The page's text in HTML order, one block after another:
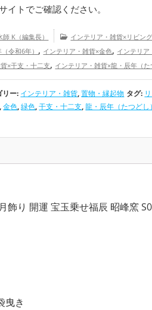
イトでご確認ください。
師 K（編集長） インテリア・雑貨×リビング
令和6年） , インテリア・雑貨×金色, インテリア
×干支・十二支, インテリア・雑貨×龍・辰年（た
,置物・縁起物×リビング,置物・縁起物×旧2024
, 置物・縁起物×緑色,置物・縁起物×干支・十二支
し）,置物・縁起物×玄関 リビングの開運
辰年（たつどし）の開運グッズ,玄関の開運グッ
リー: インテリア・雑貨,置物・縁起物 タグ:
,金色,緑色,干支・十二支,龍・辰年（たつどし
飾り 開運 宝玉乗せ福辰 昭峰窯
曳き